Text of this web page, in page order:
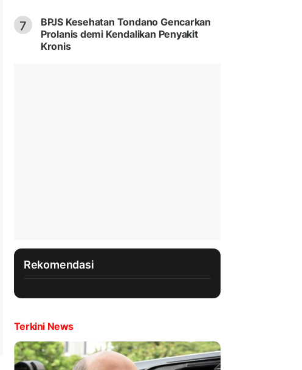
7
BPJS Kesehatan Tondano Gencarkan
Prolanis demi Kendalikan Penyakit
Kronis
Rekomendasi
Terkini News